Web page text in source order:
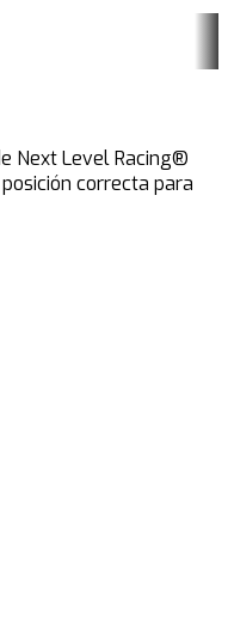
Next Level Racing®
correcta para